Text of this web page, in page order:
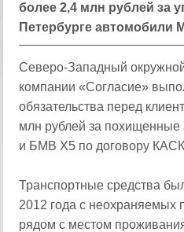
более 2,4 млн рублей за
Петербурге автомобили
Северо-Западный
компании «Согласие»
обязательства перед
млн рублей за
и БМВ Х5 по договору
Транспортные средства
2012 года с неохраняемых
рядом с местом